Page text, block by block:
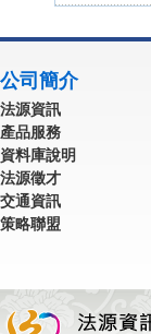
公司簡介
法源資訊
產品服務
資料庫說明
法源徵才
交通資訊
策略聯盟